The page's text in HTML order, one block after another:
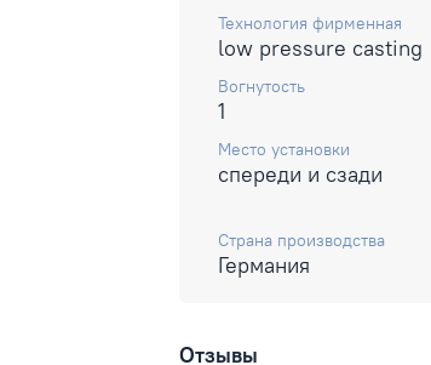
Технология фирменная
low pressure casting
Вогнутость
1
Место установки
спереди и сзади
Страна производства
Германия
Отзывы